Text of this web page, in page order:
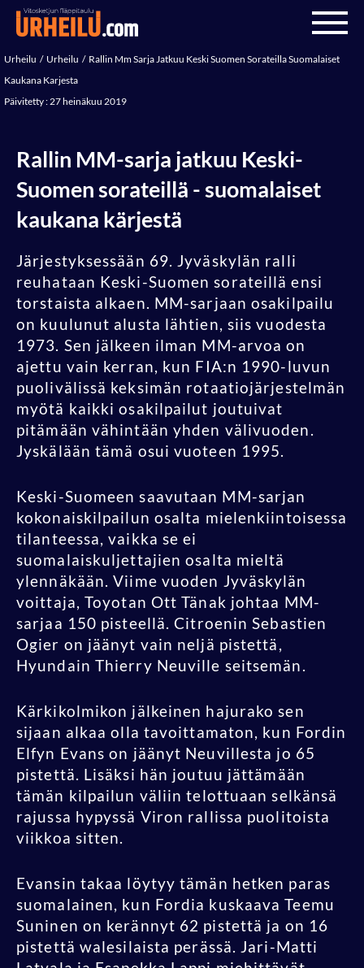
Urheilu Urheilu
Rallin Mm Sarja Jatkuu Keski Suomen Sorateilla Suomalaiset
Kaukana Karjesta
Päivitetty : 27 heinäkuu 2019
Rallin MM-sarja jatkuu Keski-
Suomen sorateillä - suomalaiset
kaukana kärjestä
Järjestyksessään 69. Jyväskylän ralli
reuhataan Keski-Suomen sorateillä ensi
torstaista alkaen. MM-sarjaan osakilpailu
on kuulunut alusta lähtien, siis vuodesta
1973. Sen jälkeen ilman MM-arvoa on
ajettu vain kerran, kun FIA:n 1990-luvun
puolivälissä keksimän rotaatiojärjestelmän
myötä kaikki osakilpailut joutuivat
pitämään vähintään yhden välivuoden.
Jyskälään tämä osui vuoteen 1995.
Keski-Suomeen saavutaan MM-sarjan
kokonaiskilpailun osalta mielenkiintoisessa
tilanteessa, vaikka se ei
suomalaiskuljettajien osalta mieltä
ylennäkään. Viime vuoden Jyväskylän
voittaja, Toyotan Ott Tänak johtaa MM-
sarjaa 150 pisteellä. Citroenin Sebastien
Ogier on jäänyt vain neljä pistettä,
Hyundain Thierry Neuville seitsemän.
Kärkikolmikon jälkeinen hajurako sen
sijaan alkaa olla tavoittamaton, kun Fordin
Elfyn Evans on jäänyt Neuvillesta jo 65
pistettä. Lisäksi hän joutuu jättämään
tämän kilpailun väliin telottuaan selkänsä
rajussa hypyssä Viron rallissa puolitoista
viikkoa sitten.
Evansin takaa löytyy tämän hetken paras
suomalainen, kun Fordia kuskaava Teemu
Suninen on kerännyt 62 pistettä ja on 16
pistettä walesilaista perässä. Jari-Matti